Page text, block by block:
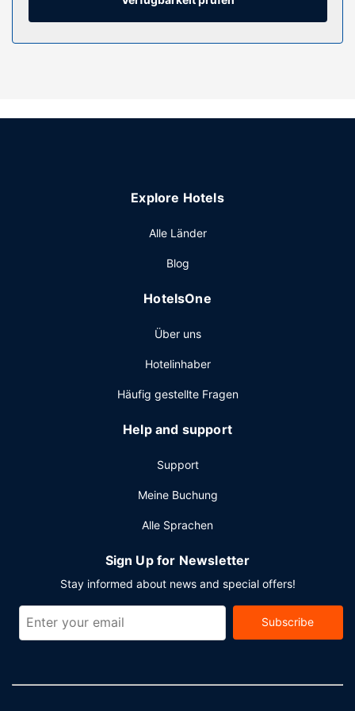
kannst.
Ausstattung der Anlage
Hochzeitsservice stehen ebenfalls zur Verfügung. Die nahe
Genieße amerikanische Küche im Reflections Grill, einem
bequem auf deinem Zimmer und nutz den Zimmerservice
Sonstige Einrichtungen
Check-out und kostenlose Zeitungen in der Lobby. Wenn
eine gute Wahl, denn zu den 3003 Quadratfuß (279
Quadratmeter) großen Veranstaltungsräumlichkeiten
zählen Konferenzfläche und ein Tagungsraum. Der
Flughafentransfer (rund um die Uhr) ist kostenlos.
Explore Hotels
Alle Länder
Blog
HotelsOne
Über uns
Hotelinhaber
Häufig gestellte Fragen
Help and support
Support
Meine Buchung
Alle Sprachen
Sign Up for Newsletter
Stay informed about news and special offers!
Subscribe